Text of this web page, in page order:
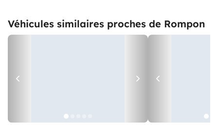
Véhicules similaires proches de Rompon